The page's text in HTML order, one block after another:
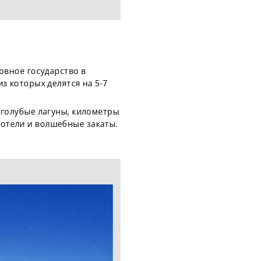
государство в
которых делятся на 5-7
лагуны, километры
и волшебные закаты.